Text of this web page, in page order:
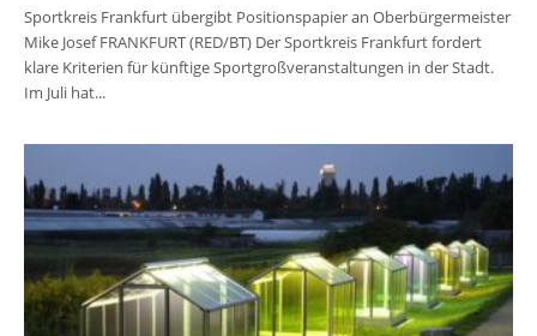
Sportkreis Frankfurt übergibt Positionspapier an Oberbürgermeister
Mike Josef FRANKFURT (RED/BT) Der Sportkreis Frankfurt fordert
klare Kriterien für künftige Sportgroßveranstaltungen in der Stadt.
Im Juli hat...